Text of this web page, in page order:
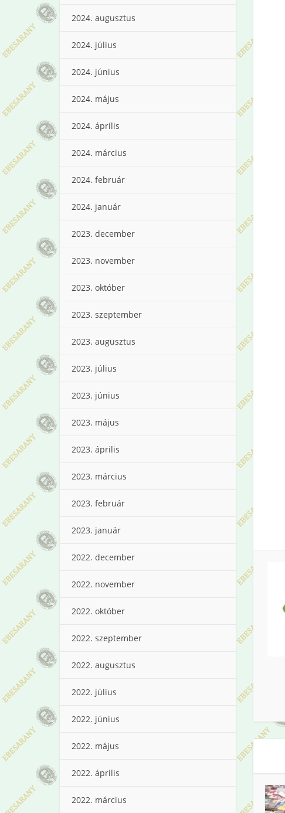
2024. augusztus
2024. július
2024. június
2024. május
2024. április
2024. március
2024. február
2024. január
2023. december
2023. november
2023. október
2023. szeptember
2023. augusztus
2023. július
2023. június
2023. május
2023. április
2023. március
2023. február
2023. január
2022. december
2022. november
2022. október
2022. szeptember
2022. augusztus
2022. július
2022. június
2022. május
2022. április
2022. március